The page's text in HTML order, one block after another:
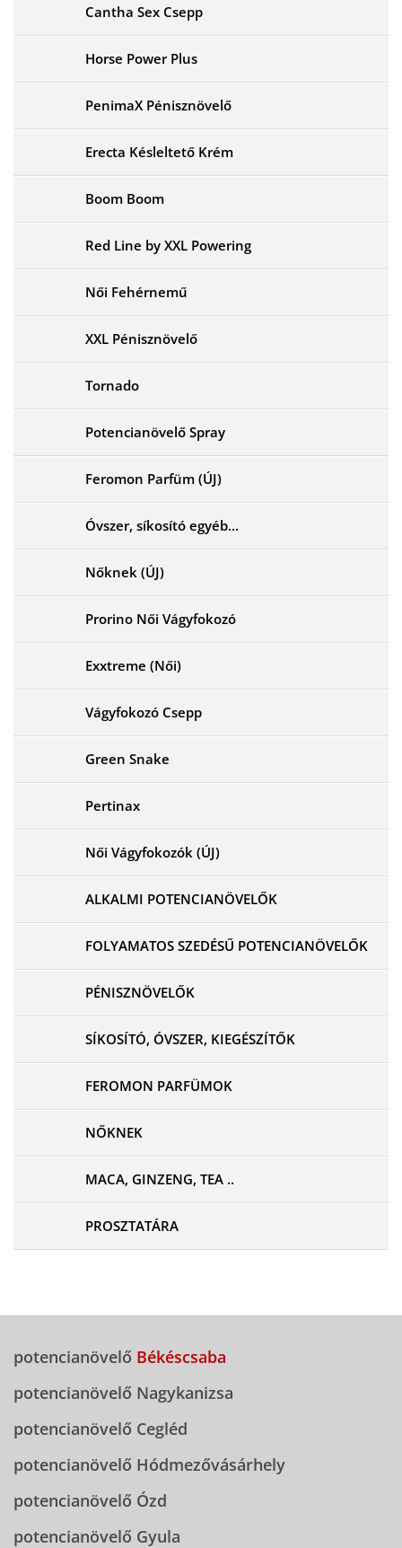
Cantha Sex Csepp
Horse Power Plus
PenimaX Pénisznövelő
Erecta Késleltető Krém
Boom Boom
Red Line by XXL Powering
Női Fehérnemű
XXL Pénisznövelő
Tornado
Potencianövelő Spray
Feromon Parfüm (ÚJ)
Óvszer, síkosító egyéb...
Nőknek (ÚJ)
Prorino Női Vágyfokozó
Exxtreme (Női)
Vágyfokozó Csepp
Green Snake
Pertinax
Női Vágyfokozók (ÚJ)
ALKALMI POTENCIANÖVELŐK
FOLYAMATOS SZEDÉSŰ POTENCIANÖVELŐK
PÉNISZNÖVELŐK
SÍKOSÍTÓ, ÓVSZER, KIEGÉSZÍTŐK
FEROMON PARFÜMOK
NŐKNEK
MACA, GINZENG, TEA ..
PROSZTATÁRA
potencianövelő Békéscsaba
potencianövelő Nagykanizsa
potencianövelő Cegléd
potencianövelő Hódmezővásárhely
potencianövelő Ózd
potencianövelő Gyula